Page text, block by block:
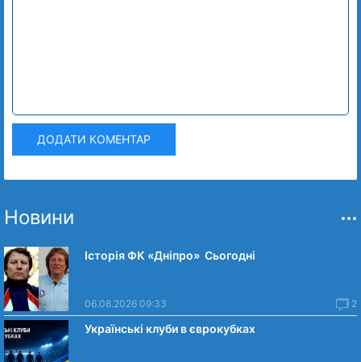
ДОДАТИ КОМЕНТАР
Новини
Історія ФК «Дніпро» Сьогодні
06.08.2026 09:33 2
Українські клуби в єврокубках